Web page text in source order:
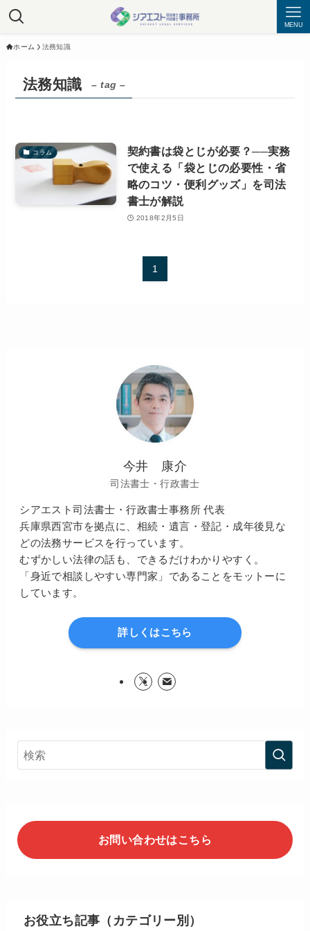
MENU
ホーム 法務知識
法務知識 – tag –
コラム
契約書は袋とじが必要？──実務
で使える「袋とじの必要性・省
略のコツ・便利グッズ」を司法
書士が解説
2018年2月5日
1
今井 康介
司法書士・行政書士
シアエスト司法書士・行政書士事務所 代表
兵庫県西宮市を拠点に、相続・遺言・登記・成年後見な
どの法務サービスを行っています。
むずかしい法律の話も、できるだけわかりやすく。
「身近で相談しやすい専門家」であることをモットーに
しています。
詳しくはこちら
お問い合わせはこちら
お役立ち記事（カテゴリー別）